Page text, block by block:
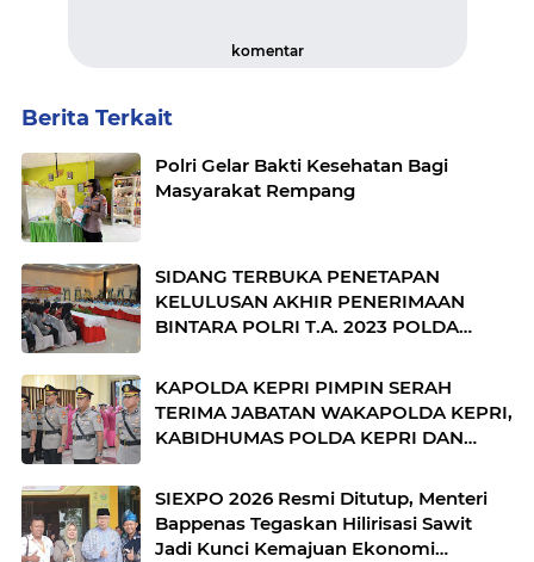
komentar
Berita Terkait
Polri Gelar Bakti Kesehatan Bagi
Masyarakat Rempang
SIDANG TERBUKA PENETAPAN
KELULUSAN AKHIR PENERIMAAN
BINTARA POLRI T.A. 2023 POLDA
KAPOLDA KEPRI PIMPIN SERAH
TERIMA JABATAN WAKAPOLDA KEPRI,
KABIDHUMAS POLDA KEPRI DAN
SIEXPO 2026 Resmi Ditutup, Menteri
Bappenas Tegaskan Hilirisasi Sawit
Jadi Kunci Kemajuan Ekonomi